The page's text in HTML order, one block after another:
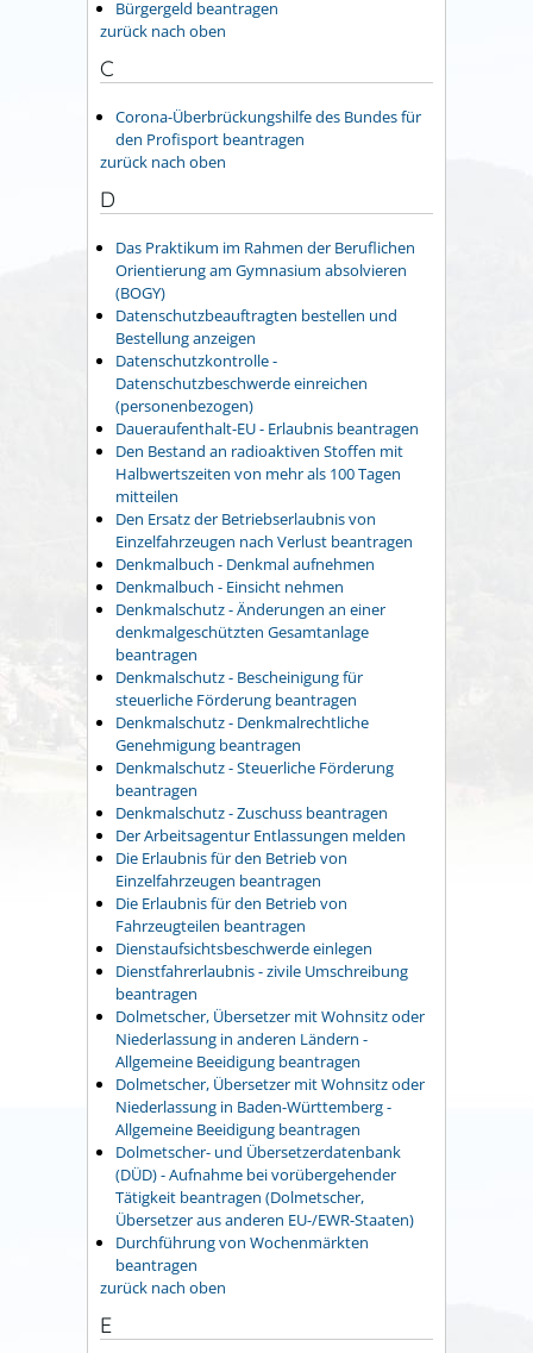
Bürgergeld beantragen
zurück nach oben
C
Corona-Überbrückungshilfe des Bundes für
den Profisport beantragen
zurück nach oben
D
Das Praktikum im Rahmen der Beruflichen
Orientierung am Gymnasium absolvieren
(BOGY)
Datenschutzbeauftragten bestellen und
Bestellung anzeigen
Datenschutzkontrolle -
Datenschutzbeschwerde einreichen
(personenbezogen)
Daueraufenthalt-EU - Erlaubnis beantragen
Den Bestand an radioaktiven Stoffen mit
Halbwertszeiten von mehr als 100 Tagen
mitteilen
Den Ersatz der Betriebserlaubnis von
Einzelfahrzeugen nach Verlust beantragen
Denkmalbuch - Denkmal aufnehmen
Denkmalbuch - Einsicht nehmen
Denkmalschutz - Änderungen an einer
denkmalgeschützten Gesamtanlage
beantragen
Denkmalschutz - Bescheinigung für
steuerliche Förderung beantragen
Denkmalschutz - Denkmalrechtliche
Genehmigung beantragen
Denkmalschutz - Steuerliche Förderung
beantragen
Denkmalschutz - Zuschuss beantragen
Der Arbeitsagentur Entlassungen melden
Die Erlaubnis für den Betrieb von
Einzelfahrzeugen beantragen
Die Erlaubnis für den Betrieb von
Fahrzeugteilen beantragen
Dienstaufsichtsbeschwerde einlegen
Dienstfahrerlaubnis - zivile Umschreibung
beantragen
Dolmetscher, Übersetzer mit Wohnsitz oder
Niederlassung in anderen Ländern -
Allgemeine Beeidigung beantragen
Dolmetscher, Übersetzer mit Wohnsitz oder
Niederlassung in Baden-Württemberg -
Allgemeine Beeidigung beantragen
Dolmetscher- und Übersetzerdatenbank
(DÜD) - Aufnahme bei vorübergehender
Tätigkeit beantragen (Dolmetscher,
Übersetzer aus anderen EU-/EWR-Staaten)
Durchführung von Wochenmärkten
beantragen
zurück nach oben
E